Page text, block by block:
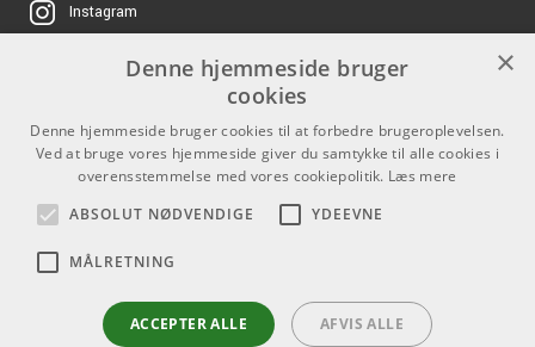
Instagram
Job hos os
Agenturer
Log ind
GDPR & Cookies
Kontakt
Som privatperson kan du ikke
købe på denne hjemmeside, alt
salg foregår gennem vores
forhandlere.
×
Denne hjemmeside bruger
cookies
Denne hjemmeside bruger cookies til at forbedre brugeroplevelsen.
Ved at bruge vores hjemmeside giver du samtykke til alle cookies i
overensstemmelse med vores cookiepolitik. Læs mere
ABSOLUT NØDVENDIGE
YDEEVNE
MÅLRETNING
ACCEPTER ALLE AFVIS ALLE